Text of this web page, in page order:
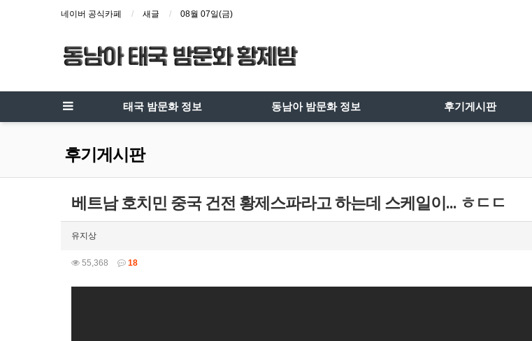
네이버 공식카페 새글 08월 07일(금)
태국 밤문화 정보 동남아 밤문화 정보 후기게시판
후기게시판
베트남 호치민 중국 건전 황제스파라고 하는데 스케일이... ㅎㄷㄷ
유지상
55,368 18